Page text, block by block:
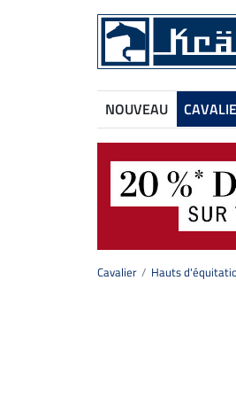
NOUVEAU
Cavalier Hauts